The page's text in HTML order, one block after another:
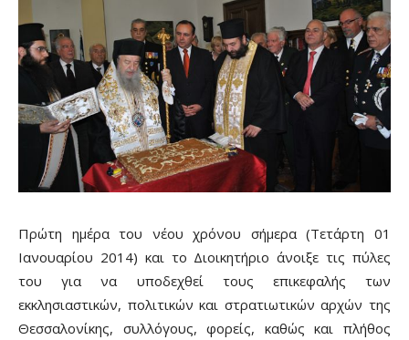
Πρώτη ημέρα του νέου χρόνου σήμερα (Τετάρτη 01
Ιανουαρίου 2014) και το Διοικητήριο άνοιξε τις πύλες
του για να υποδεχθεί τους επικεφαλής των
εκκλησιαστικών, πολιτικών και στρατιωτικών αρχών της
Θεσσαλονίκης, συλλόγους, φορείς, καθώς και πλήθος